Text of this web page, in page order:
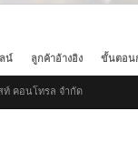
น์ ลูกค้าอ้างอิง ขั้นตอน
ท์ คอนโทรล จำกัด